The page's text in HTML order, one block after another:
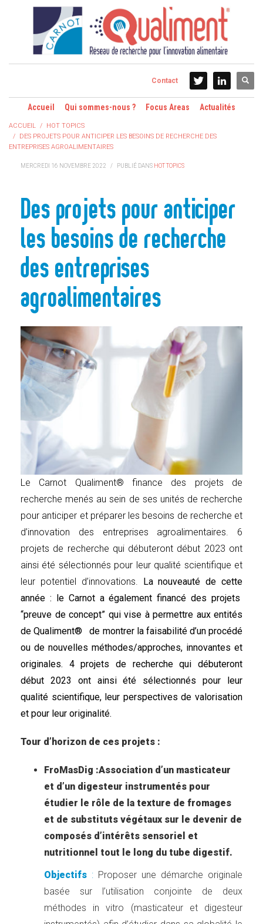
Contact
Accueil Qui sommes-nous ? Focus Areas Actualités
ACCUEIL
HOT TOPICS
DES PROJETS POUR ANTICIPER LES BESOINS DE RECHERCHE DES
ENTREPRISES AGROALIMENTAIRES
MERCREDI 16 NOVEMBRE 2022 / PUBLIÉ DANS HOT TOPICS
Des projets pour anticiper
les besoins de recherche
des entreprises
agroalimentaires
Le Carnot Qualiment® finance des projets de
recherche menés au sein de ses unités de recherche
pour anticiper et préparer les besoins de recherche et
d’innovation des entreprises agroalimentaires. 6
projets de recherche qui débuteront début 2023 ont
ainsi été sélectionnés pour leur qualité scientifique et
leur potentiel d’innovations. La nouveauté de cette
année : le Carnot a également financé des projets
“preuve de concept” qui vise à permettre aux entités
de Qualiment® de montrer la faisabilité d’un procédé
ou de nouvelles méthodes/approches, innovantes et
originales. 4 projets de recherche qui débuteront
début 2023 ont ainsi été sélectionnés pour leur
qualité scientifique, leur perspectives de valorisation
et pour leur originalité.
Tour d’horizon de ces projets :
FroMasDig :Association d’un masticateur
et d’un digesteur instrumentés pour
étudier le rôle de la texture de fromages
et de substituts végétaux sur le devenir de
composés d’intérêts sensoriel et
nutritionnel tout le long du tube digestif.
Objectifs : Proposer une démarche originale
basée sur l’utilisation conjointe de deux
méthodes in vitro (masticateur et digesteur